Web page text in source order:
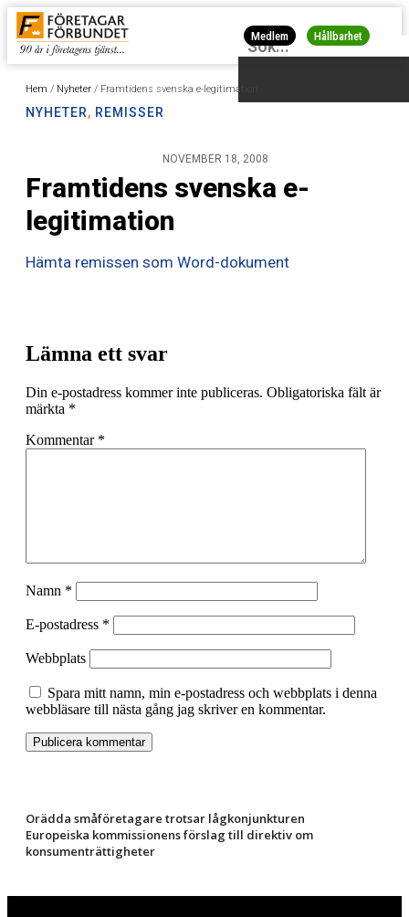
Medlem Hållbarhet
Hem / Nyheter / Framtidens svenska e-legitimation
NYHETER, REMISSER
NOVEMBER 18, 2008
Framtidens svenska e-
legitimation
Hämta remissen som Word-dokument
Lämna ett svar
Din e-postadress kommer inte publiceras. Obligatoriska fält är
märkta *
Kommentar *
Namn *
E-postadress *
Webbplats
Spara mitt namn, min e-postadress och webbplats i denna
webbläsare till nästa gång jag skriver en kommentar.
Orädda småföretagare trotsar lågkonjunkturen
Europeiska kommissionens förslag till direktiv om
konsumenträttigheter